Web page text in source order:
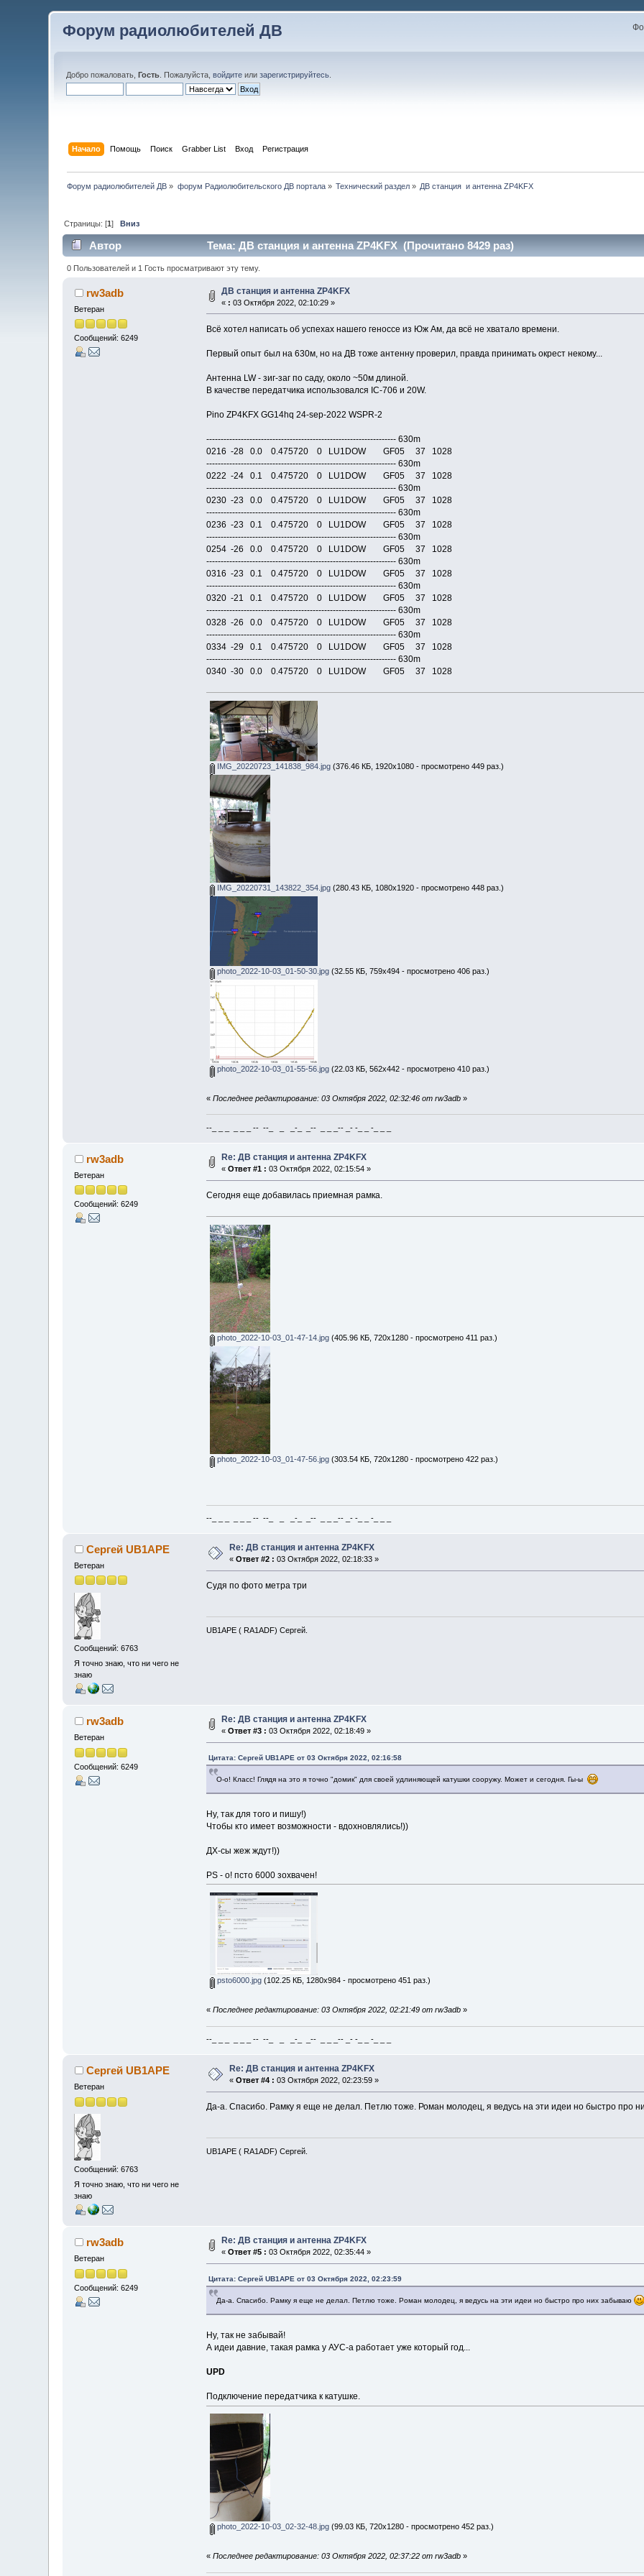
Форум радиолюбителей ДВ
Добро пожаловать,Гость . Пожалуйста,войдите илизарегистрируйтесь
Начало Помощь Поиск Grabber List Вход Регистрация
Форум радиолюбителей ДВ » форум Радиолюбительского ДВ портала» Технический раздел » ДВ станция  и антенна ZP4KFX
Страницы: [1]Вниз
Автор Тема: ДВ станция и антенна ZP4KFX (Прочитано 8429 раз)
0 Пользователей и 1 Гость просматривают эту тему.
rw3adb
Ветеран
Сообщений: 6249
ДВ станция и антенна ZP4KFX
« : 03 Октября 2022, 02:10:29 »
Всё хотел написать об успехах нашего геноссе из Юж Ам, да всё не хватало времени.
Первый опыт был на 630м, но на ДВ тоже антенну проверил, правда принимать окрест некому...
Антенна LW - зиг-заг по саду, около ~50м длиной.
В качестве передатчика использовался IC-706 и 20W.
Pino ZP4KFX GG14hq 24-sep-2022 WSPR-2
------------------------------------------------------------------ 630m
0216 -28 0.0 0.475720 0 LU1DOW GF05 37 1028
------------------------------------------------------------------ 630m
0222 -24 0.1 0.475720 0 LU1DOW GF05 37 1028
------------------------------------------------------------------ 630m
0230 -23 0.0 0.475720 0 LU1DOW GF05 37 1028
------------------------------------------------------------------ 630m
0236 -23 0.1 0.475720 0 LU1DOW GF05 37 1028
------------------------------------------------------------------ 630m
0254 -26 0.0 0.475720 0 LU1DOW GF05 37 1028
------------------------------------------------------------------ 630m
0316 -23 0.1 0.475720 0 LU1DOW GF05 37 1028
------------------------------------------------------------------ 630m
0320 -21 0.1 0.475720 0 LU1DOW GF05 37 1028
------------------------------------------------------------------ 630m
0328 -26 0.0 0.475720 0 LU1DOW GF05 37 1028
------------------------------------------------------------------ 630m
0334 -29 0.1 0.475720 0 LU1DOW GF05 37 1028
------------------------------------------------------------------ 630m
0340 -30 0.0 0.475720 0 LU1DOW GF05 37 1028
IMG_20220723_141838_984.jpg (376.46 КБ, 1920x1080 - просмотрено 449 раз.)
IMG_20220731_143822_354.jpg (280.43 КБ, 1080x1920 - просмотрено 448 раз.)
photo_2022-10-03_01-50-30.jpg (32.55 КБ, 759x494 - просмотрено 406 раз.)
photo_2022-10-03_01-55-56.jpg (22.03 КБ, 562x442 - просмотрено 410 раз.)
« Последнее редактирование: 03 Октября 2022, 02:32:46 от rw3adb»
--_ _ _ _ _ _ -- --_ _ _-_ _-- _ _ _-- _- -_ _ -_ _ _
rw3adb
Ветеран
Сообщений: 6249
Re: ДВ станция и антенна ZP4KFX
«Ответ #1 : 03 Октября 2022, 02:15:54 »
Сегодня еще добавилась приемная рамка.
photo_2022-10-03_01-47-14.jpg (405.96 КБ, 720x1280 - просмотрено 411 раз.)
photo_2022-10-03_01-47-56.jpg (303.54 КБ, 720x1280 - просмотрено 422 раз.)
--_ _ _ _ _ _ -- --_ _ _-_ _-- _ _ _-- _- -_ _ -_ _ _
Сергей UB1APE
Ветеран
Сообщений: 6763
Я точно знаю, что ни чего не
знаю
Re: ДВ станция и антенна ZP4KFX
«Ответ #2 : 03 Октября 2022, 02:18:33 »
Судя по фото метра три
UB1APE ( RA1ADF) Сергей.
rw3adb
Ветеран
Сообщений: 6249
Re: ДВ станция и антенна ZP4KFX
«Ответ #3 : 03 Октября 2022, 02:18:49 »
Цитата: Сергей UB1APE от 03 Октября 2022, 02:16:58
О-о! Класс! Глядя на это я точно "домик" для своей удлиняющей катушки сооружу. Может и сегодня. Гы-ы
Ну, так для того и пишу!)
Чтобы кто имеет возможности - вдохновлялись!))
ДХ-сы жеж ждут!))
PS - о! псто 6000 зохвачен!
psto6000.jpg (102.25 КБ, 1280x984 - просмотрено 451 раз.)
« Последнее редактирование: 03 Октября 2022, 02:21:49 от rw3adb»
--_ _ _ _ _ _ -- --_ _ _-_ _-- _ _ _-- _- -_ _ -_ _ _
Сергей UB1APE
Ветеран
Сообщений: 6763
Я точно знаю, что ни чего не
знаю
Re: ДВ станция и антенна ZP4KFX
«Ответ #4 : 03 Октября 2022, 02:23:59 »
Да-а. Спасибо. Рамку я еще не делал. Петлю тоже. Роман молодец, я ведусь на эти идеи но быстро про
UB1APE ( RA1ADF) Сергей.
rw3adb
Ветеран
Сообщений: 6249
Re: ДВ станция и антенна ZP4KFX
«Ответ #5 : 03 Октября 2022, 02:35:44 »
Цитата: Сергей UB1APE от 03 Октября 2022, 02:23:59
Да-а. Спасибо. Рамку я еще не делал. Петлю тоже. Роман молодец, я ведусь на эти идеи но быстро про них забываю
Ну, так не забывай!
А идеи давние, такая рамка у АУС-а работает уже который год...
UPD
Подключение передатчика к катушке.
photo_2022-10-03_02-32-48.jpg (99.03 КБ, 720x1280 - просмотрено 452 раз.)
« Последнее редактирование: 03 Октября 2022, 02:37:22 от rw3adb»